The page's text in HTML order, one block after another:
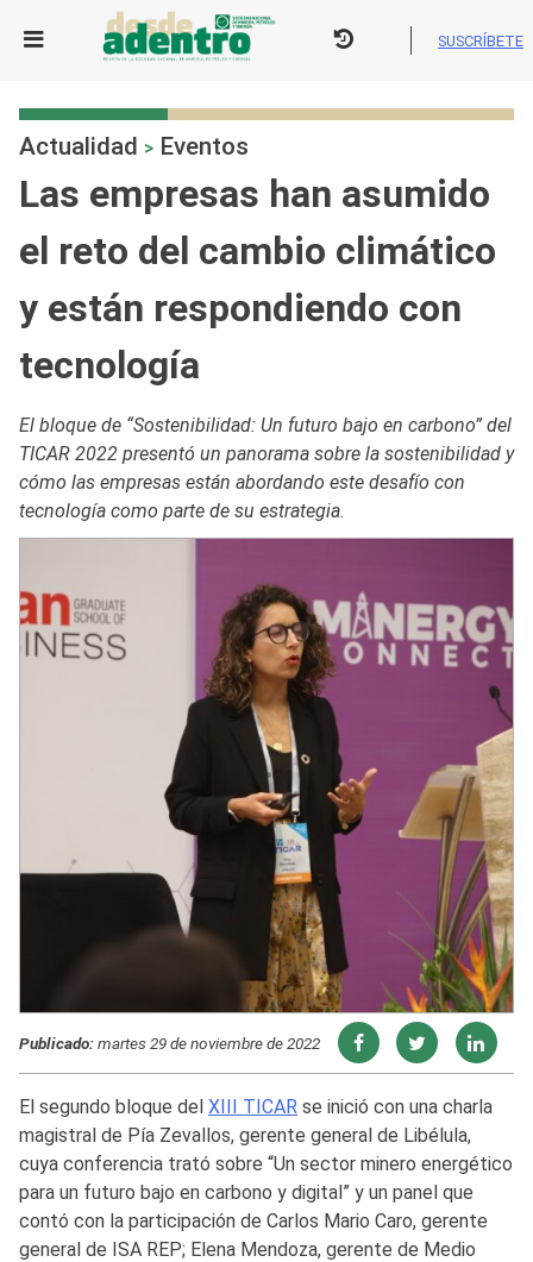
SUSCRÍBETE
Actualidad > Eventos
Las empresas han asumido
el reto del cambio climático
y están respondiendo con
tecnología
El bloque de “Sostenibilidad: Un futuro bajo en carbono” del
TICAR 2022 presentó un panorama sobre la sostenibilidad y
cómo las empresas están abordando este desafío con
tecnología como parte de su estrategia.
Publicado:martes 29 de noviembre de 2022
El segundo bloque del XIII TICAR se inició con una charla
magistral de Pía Zevallos, gerente general de Libélula,
cuya conferencia trató sobre “Un sector minero energético
para un futuro bajo en carbono y digital” y un panel que
contó con la participación de Carlos Mario Caro, gerente
general de ISA REP; Elena Mendoza, gerente de Medio